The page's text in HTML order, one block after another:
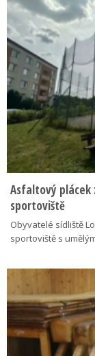
Asfaltový plácek
sportoviště
Obyvatelé sídliště
sportoviště s